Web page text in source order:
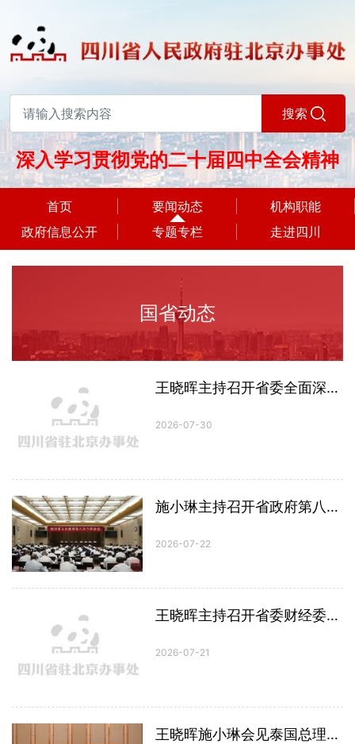
搜索
深入学习贯彻党的二十届四中全会精神
首页 要闻动态
机构职能
政府信息公开
专题专栏 走进四川
国省动态
王晓晖主持召开省委全面深化改革委员会第十二次会议强调：结合实际找准改革切入点和突破口，提升改革整体效能服务全省发展大局
2026-07-30
施小琳主持召开省政府第八次全体会议：真抓实干推动经济回升向好、量质齐升，确保完成全年目标任务，推动“十五五”开好局起好步
2026-07-22
王晓晖主持召开省委财经委员会第十三次会议强调：始终保持高质量发展战略定力，奋力推动经济实现质的有效提升和量的合理增长
2026-07-21
王晓晖施小琳会见泰国总理阿努廷 2026中国（四川）—泰国投资与经济论坛暨泰王国驻成都总领事馆投资处揭牌仪式举行